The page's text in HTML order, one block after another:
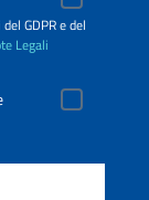
GDPR e del
Legali